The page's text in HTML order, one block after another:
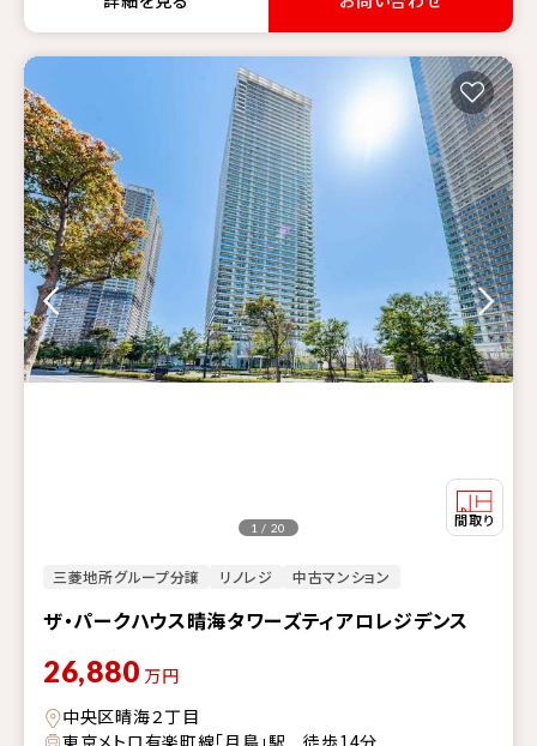
三菱地所グループ分譲 リノレジ 中古マンション
ザ・パークハウス晴海タワーズティアロレジデンス
1 / 20
26,880 万円
中央区晴海２丁目